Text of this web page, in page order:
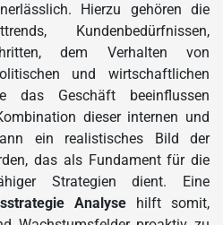
Hierzu gehören die
Kundenbedürfnissen,
dem Verhalten von
und wirtschaftlichen
das Geschäft beeinflussen
dieser internen und
ein realistisches Bild der
das als Fundament für die
Strategien dient. Eine
Analyse hilft somit,